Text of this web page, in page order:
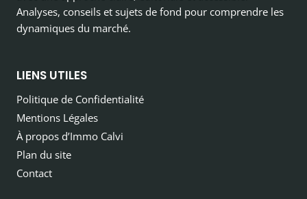
Analyses, conseils et sujets de fond pour comprendre les
dynamiques du marché.
LIENS UTILES
Politique de Confidentialité
Mentions Légales
À propos d’Immo Calvi
Plan du site
Contact